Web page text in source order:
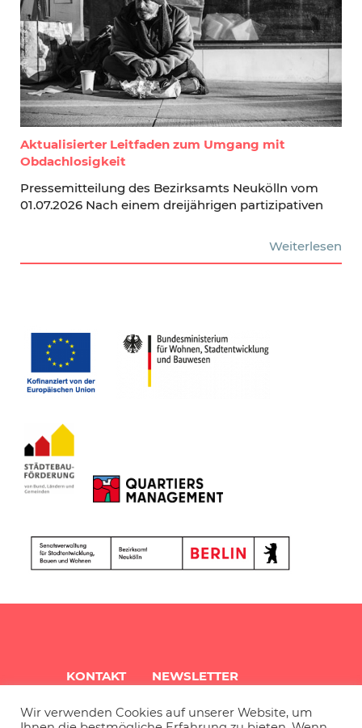
Aktualisierter Leitfaden zum Umgang mit
Obdachlosigkeit
Pressemitteilung des Bezirksamts Neukölln vom
01.07.2026 Nach einem dreijährigen partizipativen
Weiterlesen
KONTAKT NEWSLETTER
QUARTIERSINFO ARCHIV
Wir verwenden Cookies auf unserer Website, um